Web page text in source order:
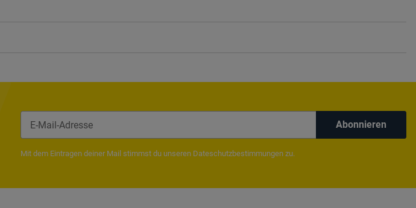
Abonnieren
Mit dem Eintragen deiner Mail stimmst du unseren Dateschutzbestimmungen zu.